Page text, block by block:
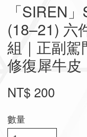
「SIREN
(18–21) 六
組｜正副駕
修復犀牛皮
NT$ 200
數量